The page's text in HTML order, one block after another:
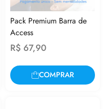
Pack Premium Barra de
Access
R$ 67,90
COMPRAR